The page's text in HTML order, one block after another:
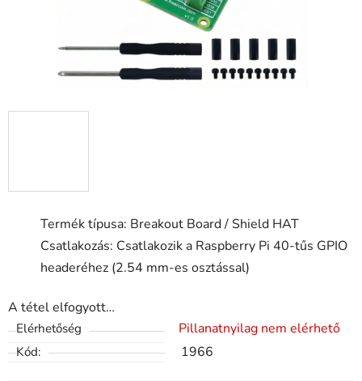
Termék típusa: Breakout Board / Shield HAT
Csatlakozás: Csatlakozik a Raspberry Pi 40-tűs GPIO
headeréhez (2.54 mm-es osztással)
A tétel elfogyott…
Elérhetőség Pillanatnyilag nem elérhető
Kód: 1966